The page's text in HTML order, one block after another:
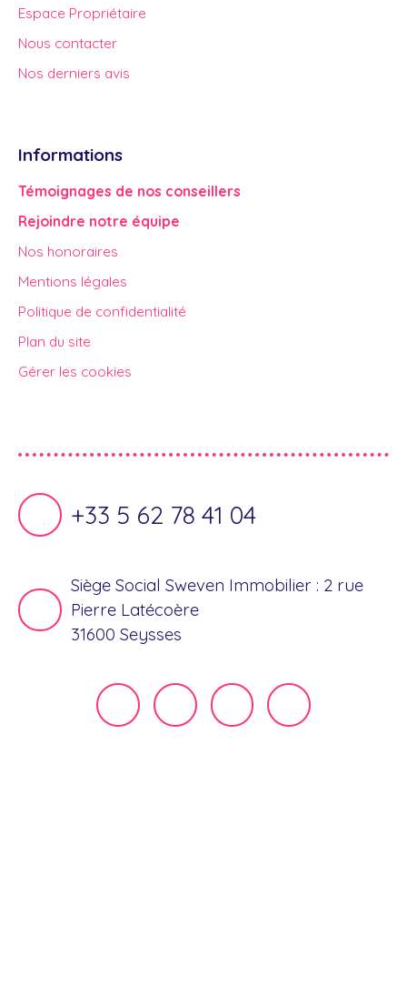
Espace Propriétaire
Nous contacter
Nos derniers avis
Informations
Témoignages de nos conseillers
Rejoindre notre équipe
Nos honoraires
Mentions légales
Politique de confidentialité
Plan du site
Gérer les cookies
+33 5 62 78 41 04
Siège Social Sweven Immobilier : 2 rue
Pierre Latécoère
31600 Seysses